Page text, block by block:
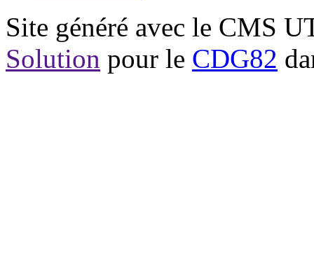
Site généré avec le CMS
Solution pour le CDG82